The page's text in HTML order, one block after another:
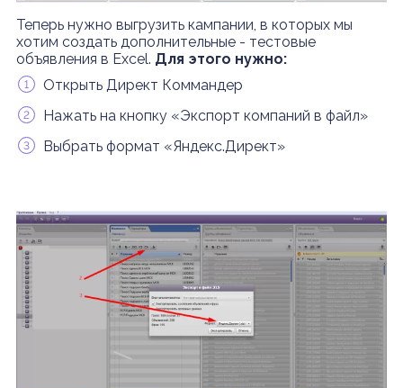
Теперь нужно выгрузить кампании, в которых мы
хотим создать дополнительные - тестовые
объявления в Excel. Для этого нужно:
Открыть Директ Коммандер
Нажать на кнопку «Экспорт компаний в файл»
Выбрать формат «Яндекс.Директ»